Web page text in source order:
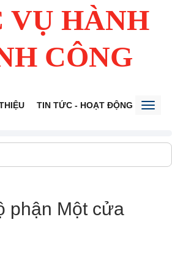
VỤ HÀNH
CÔNG
TIN TỨC - HOẠT ĐỘNG
phận Một cửa